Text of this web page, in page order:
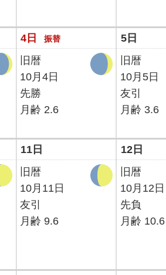
4日 振替
5日
旧暦
10月4日
先勝
月齢 2.6
旧暦
10月5日
友引
月齢 3.6
11日
12日
旧暦
10月11日
友引
月齢 9.6
旧暦
10月12日
先負
月齢 10.6